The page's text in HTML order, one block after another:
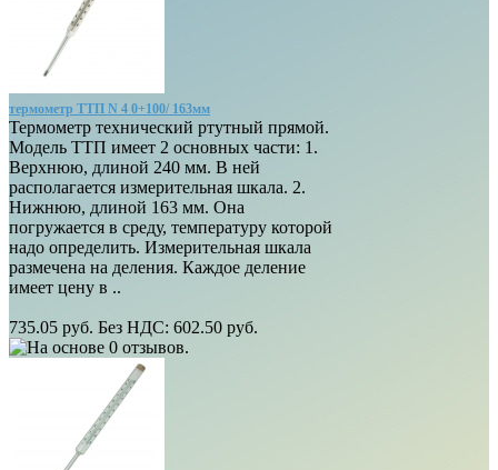
термометр ТТП N 4 0+100/ 163мм
Термометр технический ртутный прямой.
Модель ТТП имеет 2 основных части: 1.
Верхнюю, длиной 240 мм. В ней
располагается измерительная шкала. 2.
Нижнюю, длиной 163 мм. Она
погружается в среду, температуру которой
надо определить. Измерительная шкала
размечена на деления. Каждое деление
имеет цену в ..
735.05 руб. Без НДС: 602.50 руб.